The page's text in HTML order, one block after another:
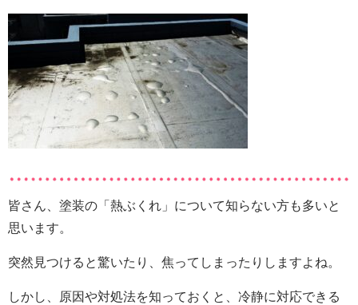
皆さん、塗装の「熱ぶくれ」について知らない方も多いと
思います。
突然見つけると驚いたり、焦ってしまったりしますよね。
しかし、原因や対処法を知っておくと、冷静に対応できる